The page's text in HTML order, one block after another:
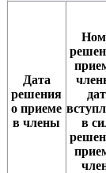
Дата
решения
о приеме
в члены
в